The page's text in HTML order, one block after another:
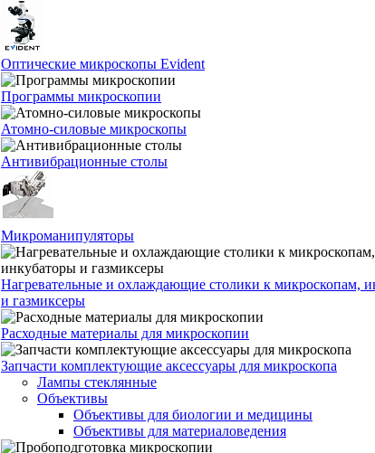
Оптические микроскопы Evident
Программы микроскопии
Атомно-силовые микроскопы
Антивибрационные столы
Микроманипуляторы
Нагревательные и охлаждающие столики к микроскопам,
и газмиксеры
Расходные материалы для микроскопии
Запчасти комплектующие аксессуары для микроскопа
Лампы стеклянные
Объективы
Объективы для биологии и медицины
Объективы для материаловедения